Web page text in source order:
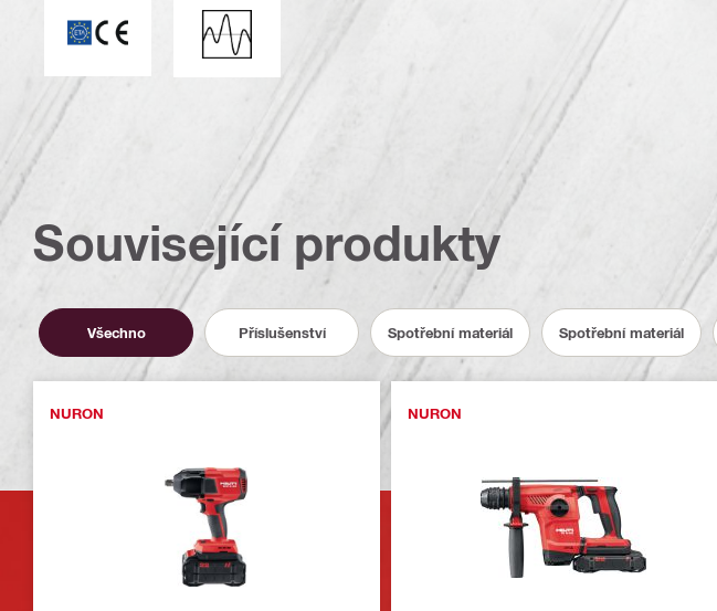
ETA_CE_Logo_PDP (3449722)
Seizmické zatížení
Související produkty
Všechno Příslušenství Spotřební materiál Spotřební materiál
NURON NURON